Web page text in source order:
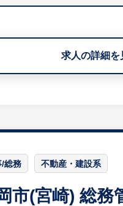
求人の詳細を
/総務 不動産・建設系
市(宮崎) 総務